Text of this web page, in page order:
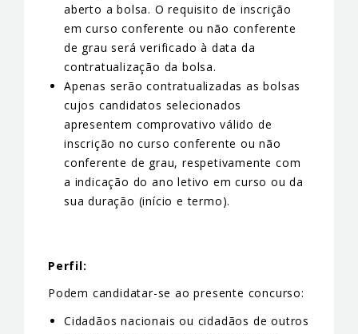
aberto a bolsa. O requisito de inscrição
em curso conferente ou não conferente
de grau será verificado à data da
contratualização da bolsa.
Apenas serão contratualizadas as bolsas
cujos candidatos selecionados
apresentem comprovativo válido de
inscrição no curso conferente ou não
conferente de grau, respetivamente com
a indicação do ano letivo em curso ou da
sua duração (início e termo).
Perfil:
Podem candidatar-se ao presente concurso:
Cidadãos nacionais ou cidadãos de outros